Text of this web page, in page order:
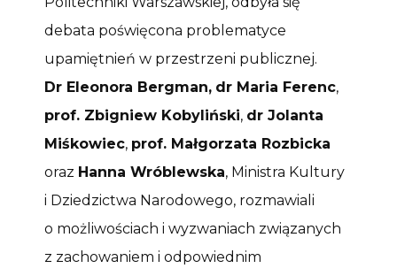
debata poświęcona problematyce
upamiętnień w przestrzeni publicznej.
Dr Eleonora Bergman, dr Maria Ferenc,
prof. Zbigniew Kobyliński, dr Jolanta
Miśkowiec, prof. Małgorzata Rozbicka
oraz Hanna Wróblewska, Ministra Kultury
i Dziedzictwa Narodowego, rozmawiali
o możliwościach i wyzwaniach związanych
z zachowaniem i odpowiednim